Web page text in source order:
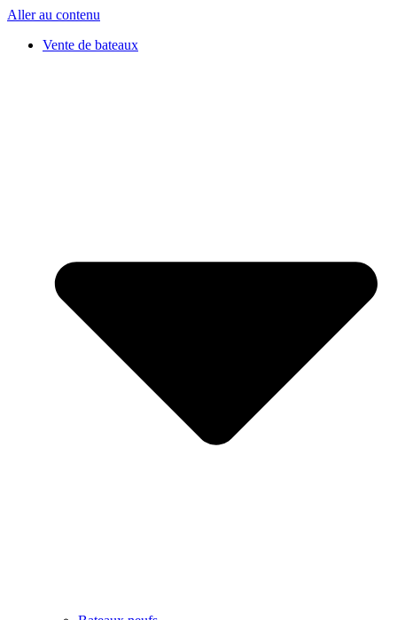
Aller au contenu
Vente de bateaux